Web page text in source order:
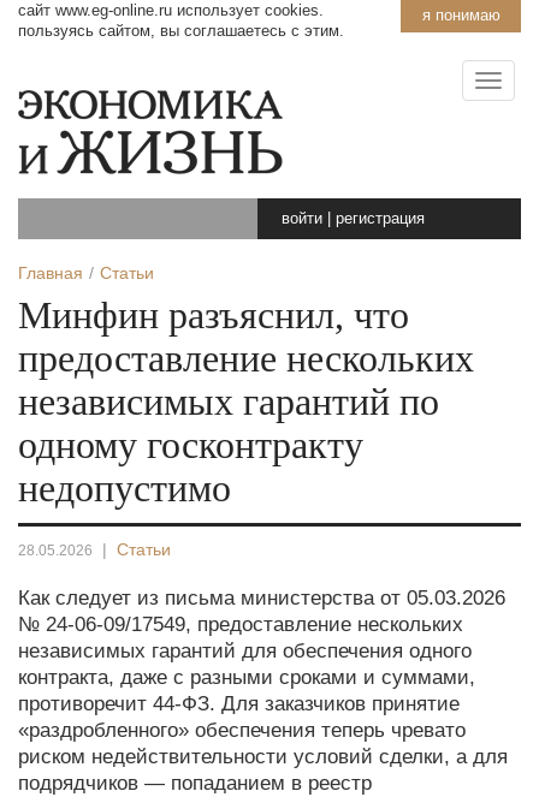
я понимаю
сайт www.eg-online.ru использует cookies.
пользуясь сайтом, вы соглашаетесь с этим.
войти регистрация
Главная Статьи
Минфин разъяснил, что
предоставление нескольких
независимых гарантий по
одному госконтракту
недопустимо
28.05.2026 | Статьи
Как следует из письма министерства от 05.03.2026
№ 24-06-09/17549, предоставление нескольких
независимых гарантий для обеспечения одного
контракта, даже с разными сроками и суммами,
противоречит 44-ФЗ. Для заказчиков принятие
«раздробленного» обеспечения теперь чревато
риском недействительности условий сделки, а для
подрядчиков — попаданием в реестр